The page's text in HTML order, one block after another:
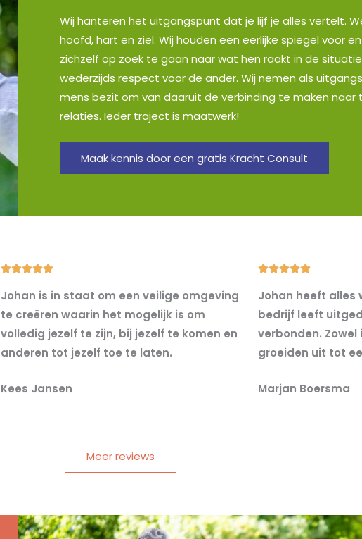
Wij hanteren het uitgangspunt dat je lijf je alles vertelt.
hoofd, hart en ziel. Wij houden een eerlijke spiegel voor
zichzelf op zoek te gaan naar wat hen raakt in de
wederzijds respect voor de ander. Wij nemen als
mens bezit om van daaruit de verbinding te maken
relaties. Ieder traject is maatwerk!
Maak kennis door een gratis Kracht Consult
5
Johan is in staat om een veilige omgeving
te creëren waarin het mogelijk is om
volledig jezelf te zijn, bij jezelf te komen en
anderen tot jezelf toe te laten.
Kees Jansen
5
Johan heeft alles
bedrijf leeft
verbonden.
groeiden uit tot
Marjan Boersma
Meer reviews